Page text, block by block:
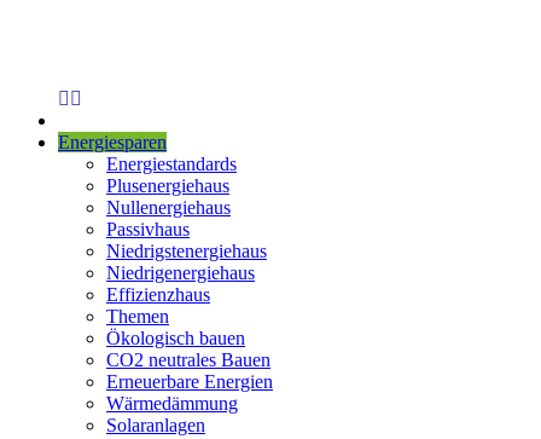
Energiesparen
Energiestandards
Plusenergiehaus
Nullenergiehaus
Passivhaus
Niedrigstenergiehaus
Niedrigenergiehaus
Effizienzhaus
Themen
Ökologisch bauen
CO2 neutrales Bauen
Erneuerbare Energien
Wärmedämmung
Solaranlagen